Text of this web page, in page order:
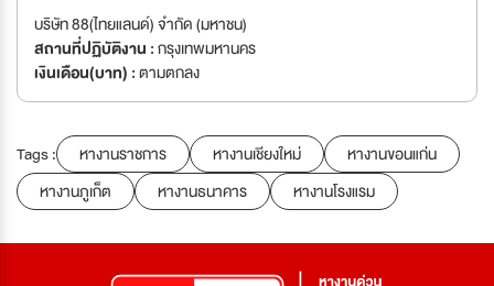
บริษัท 88(ไทยแลนด์) จำกัด (มหาชน)
สถานที่ปฏิบัติงาน :กรุงเทพมหานคร
เงินเดือน(บาท) :ตามตกลง
Tags : หางานราชการ หางานเชียงใหม่
หางานขอนแก่น
หางานภูเก็ต
หางานธนาคาร หางานโรงแรม